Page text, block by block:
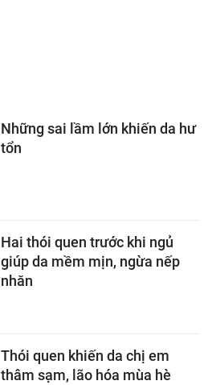
Những sai lầm lớn khiến da hư
tổn
Hai thói quen trước khi ngủ
giúp da mềm mịn, ngừa nếp
nhăn
Thói quen khiến da chị em
thâm sạm, lão hóa mùa hè